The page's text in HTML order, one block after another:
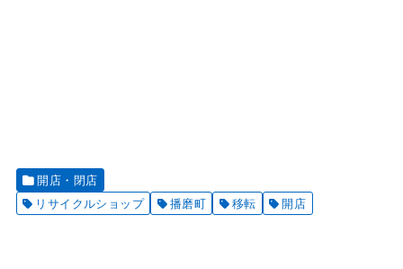
開店・閉店
リサイクルショップ
播磨町 移転 開店